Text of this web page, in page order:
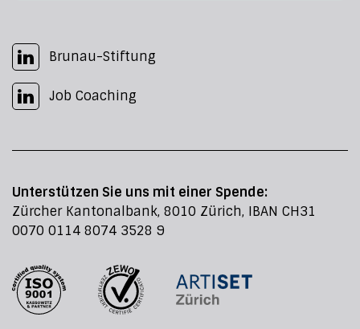
Brunau-Stiftung
Job Coaching
Unterstützen Sie uns mit einer Spende:
Zürcher Kantonalbank, 8010 Zürich, IBAN CH31
0070 0114 8074 3528 9